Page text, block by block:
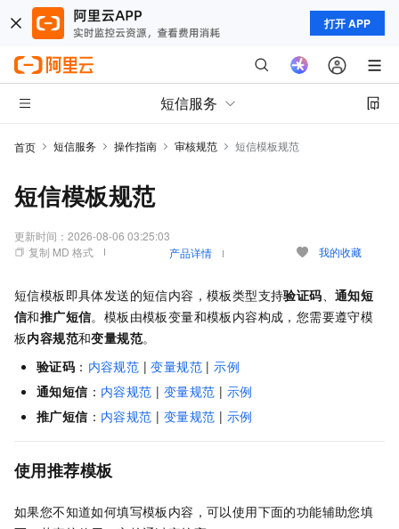
打开 APP
短信服务
首页 短信服务 操作指南 审核规范 短信模板规范
短信模板规范
更新时间： 2026-08-06 03:25:03
复制 MD 格式
产品详情 我的收藏
短信模板即具体发送的短信内容，模板类型支持验证码、通知短
信和推广短信。模板由模板变量和模板内容构成，您需要遵守模
板内容规范和变量规范。
验证码 ： 内容规范 |变量规范 |示例
通知短信： 内容规范 | 变量规范 | 示例
推广短信： 内容规范 | 变量规范 | 示例
使用推荐模板
如果您不知道如何填写模板内容，可以使用下面的功能辅助您填